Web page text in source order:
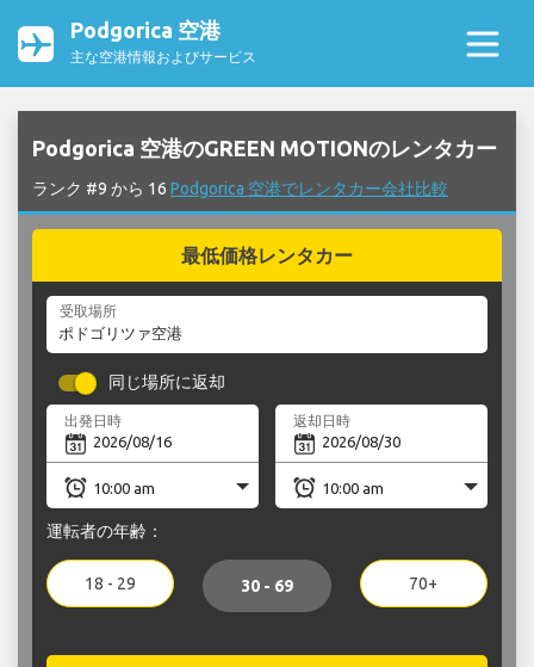
Podgorica 空港
主な空港情報およびサービス
Podgorica 空港のGREEN MOTIONのレンタカー
ランク #9 から 16 Podgorica 空港でレンタカー会社比較
最低価格レンタカー
受取場所
同じ場所に返却
出発日時 返却日時
運転者の年齢：
18 - 29 30 - 69 70+